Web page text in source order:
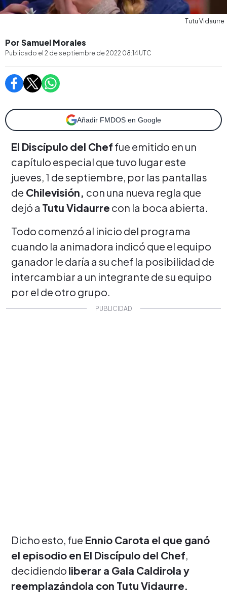
Tutu Vidaurre
Por Samuel Morales
Publicado el 2 de septiembre de 2022 08:14 UTC
Añadir FMDOS en Google
El Discípulo del Chef fue emitido en un
capítulo especial que tuvo lugar este
jueves, 1 de septiembre, por las pantallas
de Chilevisión, con una nueva regla que
dejó a Tutu Vidaurre con la boca abierta.
Todo comenzó al inicio del programa
cuando la animadora indicó que el equipo
ganador le daría a su chef la posibilidad de
intercambiar a un integrante de su equipo
por el de otro grupo.
Dicho esto, fue Ennio Carota el que ganó
el episodio en El Discípulo del Chef,
decidiendo liberar a Gala Caldirola y
reemplazándola con Tutu Vidaurre.